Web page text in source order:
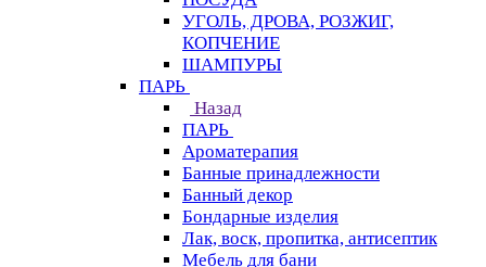
УГОЛЬ, ДРОВА, РОЗЖИГ,
КОПЧЕНИЕ
ШАМПУРЫ
ПАРЬ
Назад
ПАРЬ
Ароматерапия
Банные принадлежности
Банный декор
Бондарные изделия
Лак, воск, пропитка, антисептик
Мебель для бани